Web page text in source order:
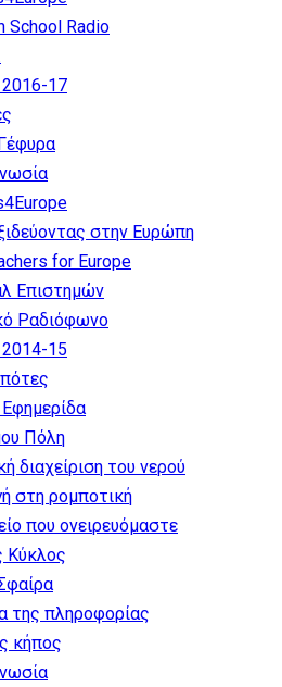
School Radio
2016-17
στην Ευρώπη
for Europe
Επιστημών
Ραδιόφωνο
15
Πόλη
διαχείριση του νερού
στη ρομποτική
που ονειρευόμαστε
Κύκλος
της πληροφορίας
κήπος